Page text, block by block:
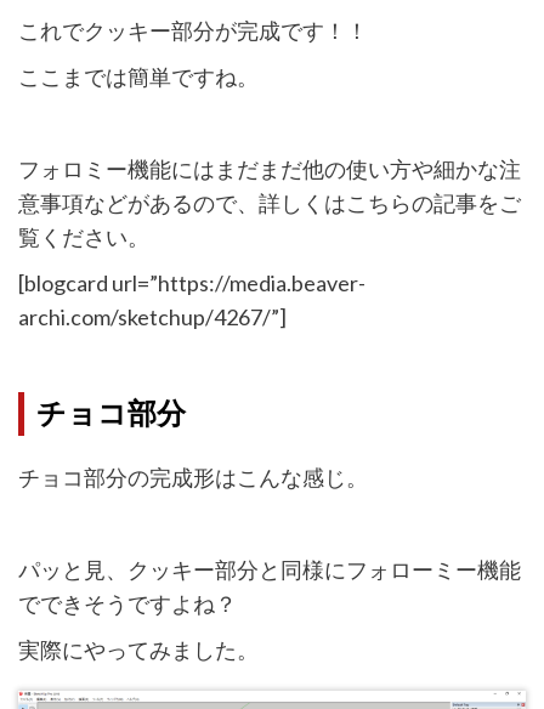
これでクッキー部分が完成です！！
ここまでは簡単ですね。
フォロミー機能にはまだまだ他の使い方や細かな注
意事項などがあるので、詳しくはこちらの記事をご
覧ください。
[blogcard url=”https://media.beaver-
archi.com/sketchup/4267/”]
チョコ部分
チョコ部分の完成形はこんな感じ。
パッと見、クッキー部分と同様にフォローミー機能
でできそうですよね？
実際にやってみました。